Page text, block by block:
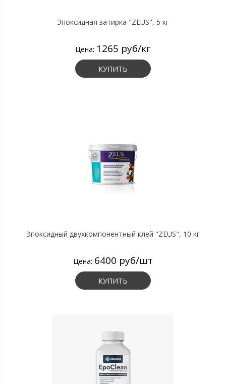
Эпоксидная затирка "ZEUS", 5 кг
Цена: 1265 руб/кг
КУПИТЬ
Эпоксидный двухкомпонентный клей "ZEUS", 10 кг
Цена: 6400 руб/шт
КУПИТЬ